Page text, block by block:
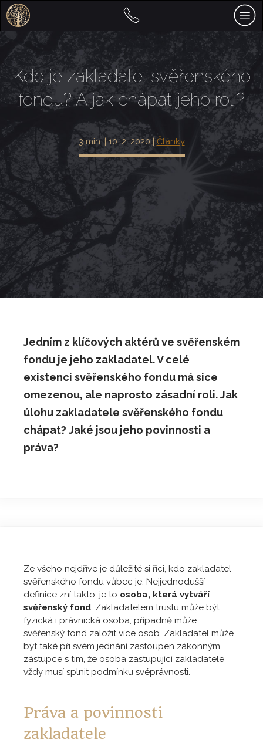
Kdo je zakladatel svěřenského
fondu? A jak chápat jeho roli?
3 min. | 10. 2. 2020 | Články
Jedním z klíčových aktérů ve svěřenském
fondu je jeho zakladatel. V celé
existenci svěřenského fondu má sice
omezenou, ale naprosto zásadní roli. Jak
úlohu zakladatele svěřenského fondu
chápat? Jaké jsou jeho povinnosti a
práva?
Ze všeho nejdříve je důležité si říci, kdo zakladatel
svěřenského fondu vůbec je. Nejjednodušší
definice zní takto: je to osoba, která vytváří
svěřenský fond. Zakladatelem trustu může být
fyzická i právnická osoba, případně může
svěřenský fond založit více osob. Zakladatel může
být také při svém jednání zastoupen zákonným
zástupce s tím, že osoba zastupující zakladatele
vždy musí splnit podmínku svéprávnosti.
Práva a povinnosti
zakladatele